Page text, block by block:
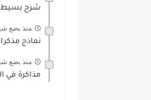
شرح بسيط لقواعد
منذ بضع
نماذج مذكرات
منذ بضع
مذاكرة في